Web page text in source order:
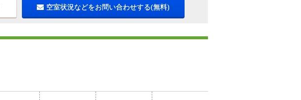
空室状況などをお問い合わせする(無料)